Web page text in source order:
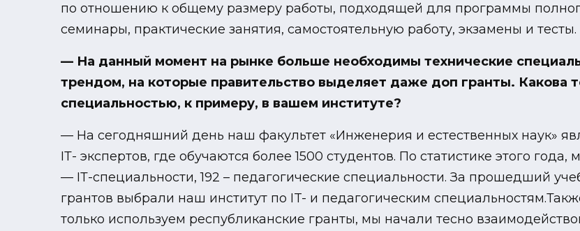
по отношению к общему размеру работы, подходящей для программы
семинары, практические занятия, самостоятельную работу, экзамены и тесты.
— На данный момент на рынке больше необходимы технические
трендом, на которые правительство выделяет даже доп гранты. Какова
специальностью, к примеру, в вашем институте?
— На сегодняшний день наш факультет «Инженерия и естественных наук»
IТ- экспертов, где обучаются более 1500 студентов. По статистике этого
— ІТ-специальности, 192 – педагогические специальности. За прошедший
грантов выбрали наш институт по IT- и педагогическим
только используем республиканские гранты, мы начали тесно